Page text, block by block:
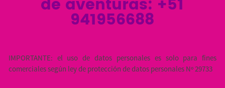
de aventuras: +51
941956688
IMPORTANTE: el uso de datos personales es solo para fines
comerciales según ley de protección de datos personales Nº 29733